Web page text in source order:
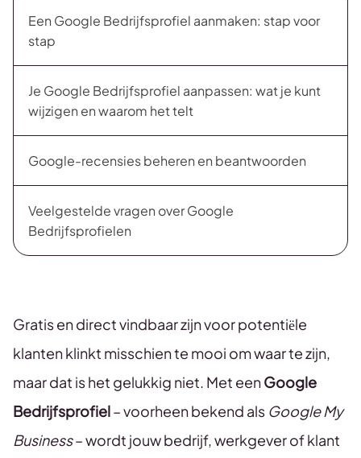
Een Google Bedrijfsprofiel aanmaken: stap voor
stap
Je Google Bedrijfsprofiel aanpassen: wat je kunt
wijzigen en waarom het telt
Google-recensies beheren en beantwoorden
Veelgestelde vragen over Google
Bedrijfsprofielen
Gratis en direct vindbaar zijn voor potentiële
klanten klinkt misschien te mooi om waar te zijn,
maar dat is het gelukkig niet. Met eenGoogle
Bedrijfsprofiel– voorheen bekend als Google My
Business– wordt jouw bedrijf, werkgever of klant